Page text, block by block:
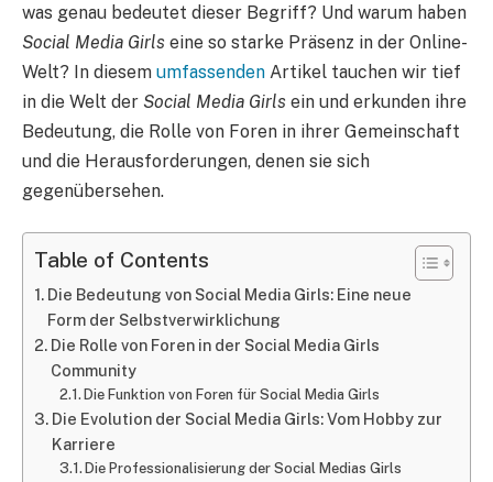
was genau bedeutet dieser Begriff? Und warum haben
Social Media Girls eine so starke Präsenz in der Online-
Welt? In diesem umfassenden Artikel tauchen wir tief
in die Welt der Social Media Girls ein und erkunden ihre
Bedeutung, die Rolle von Foren in ihrer Gemeinschaft
und die Herausforderungen, denen sie sich
gegenübersehen.
Table of Contents
Die Bedeutung von Social Media Girls: Eine neue
Form der Selbstverwirklichung
Die Rolle von Foren in der Social Media Girls
Community
Die Funktion von Foren für Social Media Girls
Die Evolution der Social Media Girls: Vom Hobby zur
Karriere
Die Professionalisierung der Social Medias Girls